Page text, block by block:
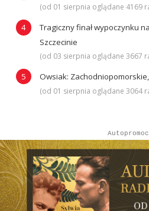
(od 01 sierpnia oglądane 4169
Tragiczny finał wypoczynku
Szczecinie
(od 03 sierpnia oglądane 3667
Owsiak:
(od 01 sierpnia oglądane 3064